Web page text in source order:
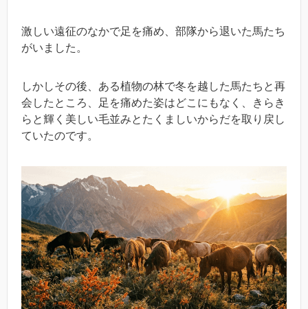
激しい遠征のなかで足を痛め、部隊から退いた馬たち
がいました。
しかしその後、ある植物の林で冬を越した馬たちと再
会したところ、足を痛めた姿はどこにもなく、きらき
らと輝く美しい毛並みとたくましいからだを取り戻し
ていたのです。